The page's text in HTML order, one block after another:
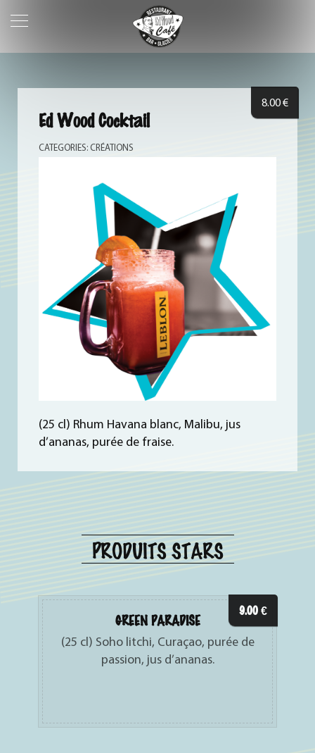
Ed Wood Cocktail
CATEGORIES:CRÉATIONS
(25 cl) Rhum Havana blanc, Malibu, jus
d’ananas, purée de fraise.
8.00€
PRODUITS STARS
9.00€
GREEN PARADISE
(25 cl) Soho litchi, Curaçao, purée de
passion, jus d’ananas.